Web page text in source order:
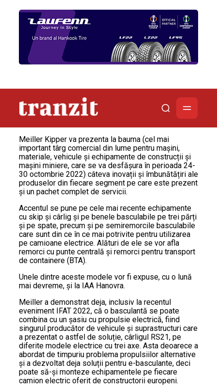
Meiller Kipper va prezenta la bauma (cel mai
important târg comercial din lume pentru mașini,
materiale, vehicule și echipamente de construcții și
mașini miniere, care se va desfășura în perioada 24-
30 octombrie 2022) câteva inovații și îmbunătățiri ale
produselor din fiecare segment pe care este prezent
și un pachet complet de servicii.
Accentul se pune pe cele mai recente echipamente
cu skip și cârlig și pe benele basculabile pe trei părți
și pe spate, precum și pe semiremorcile basculabile
care sunt din ce în ce mai potrivite pentru utilizarea
pe camioane electrice. Alături de ele se vor afla
remorci cu punte centrală și remorci pentru transport
de containere (BTA).
Unele dintre aceste modele vor fi expuse, cu o lună
mai devreme, și la IAA Hanovra.
Meiller a demonstrat deja, inclusiv la recentul
eveniment IFAT 2022, că o basculantă se poate
combina cu un șasiu cu propulsie electrică, fiind
singurul producător de vehicule și suprastructuri care
a prezentat o astfel de soluție, cârligul RS21, pe
diferite modele electrice cu trei axe. Asta deoarece a
abordat de timpuriu problema propulsiilor alternative
și a dezvoltat deja soluții pentru e-basculante, deci
poate să-și monteze echipamentele pe fiecare
camion electric oferit de constructorii europeni.